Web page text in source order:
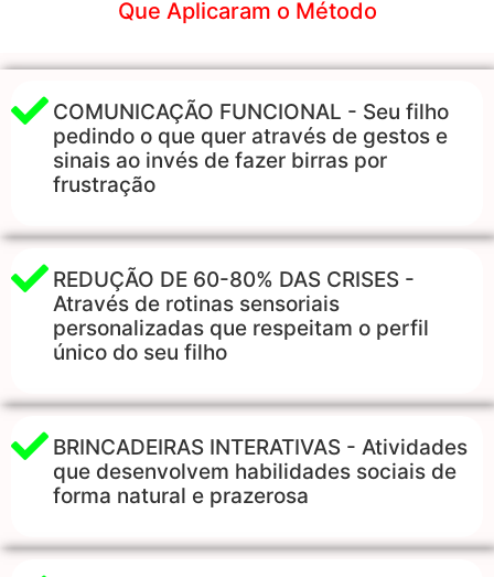
Que Aplicaram o Método
COMUNICAÇÃO FUNCIONAL - Seu filho
pedindo o que quer através de gestos e
sinais ao invés de fazer birras por
frustração
REDUÇÃO DE 60-80% DAS CRISES -
Através de rotinas sensoriais
personalizadas que respeitam o perfil
único do seu filho
BRINCADEIRAS INTERATIVAS - Atividades
que desenvolvem habilidades sociais de
forma natural e prazerosa